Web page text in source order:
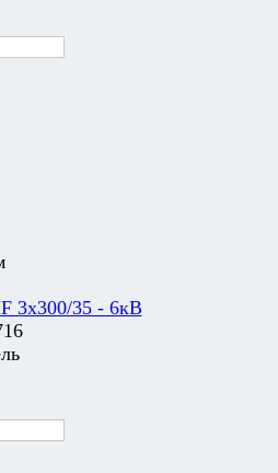
3х300/35 - 6кВ